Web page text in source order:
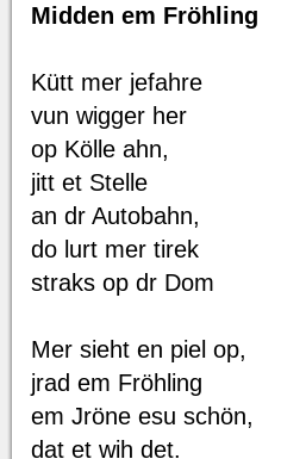
Midden em Fröhling
Kütt mer jefahre
vun wigger her
op Kölle ahn,
jitt et Stelle
an dr Autobahn,
do lurt mer tirek
straks op dr Dom
Mer sieht en piel op,
jrad em Fröhling
em Jröne esu schön,
dat et wih det.